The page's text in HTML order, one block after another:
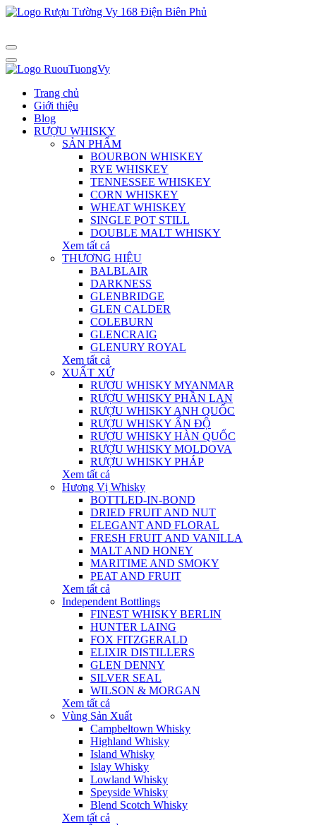
Trang chủ
Giới thiệu
Blog
RƯỢU WHISKY
SẢN PHẨM
BOURBON WHISKEY
RYE WHISKEY
TENNESSEE WHISKEY
CORN WHISKEY
WHEAT WHISKEY
SINGLE POT STILL
DOUBLE MALT WHISKY
Xem tất cả
THƯƠNG HIỆU
BALBLAIR
DARKNESS
GLENBRIDGE
GLEN CALDER
COLEBURN
GLENCRAIG
GLENURY ROYAL
Xem tất cả
XUẤT XỨ
RƯỢU WHISKY MYANMAR
RƯỢU WHISKY PHẦN LAN
RƯỢU WHISKY ANH QUỐC
RƯỢU WHISKY ẤN ĐỘ
RƯỢU WHISKY HÀN QUỐC
RƯỢU WHISKY MOLDOVA
RƯỢU WHISKY PHÁP
Xem tất cả
Hương Vị Whisky
BOTTLED-IN-BOND
DRIED FRUIT AND NUT
ELEGANT AND FLORAL
FRESH FRUIT AND VANILLA
MALT AND HONEY
MARITIME AND SMOKY
PEAT AND FRUIT
Xem tất cả
Independent Bottlings
FINEST WHISKY BERLIN
HUNTER LAING
FOX FITZGERALD
ELIXIR DISTILLERS
GLEN DENNY
SILVER SEAL
WILSON & MORGAN
Xem tất cả
Vùng Sản Xuất
Campbeltown Whisky
Highland Whisky
Island Whisky
Islay Whisky
Lowland Whisky
Speyside Whisky
Blend Scotch Whisky
Xem tất cả